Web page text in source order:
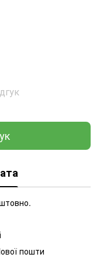
пошти